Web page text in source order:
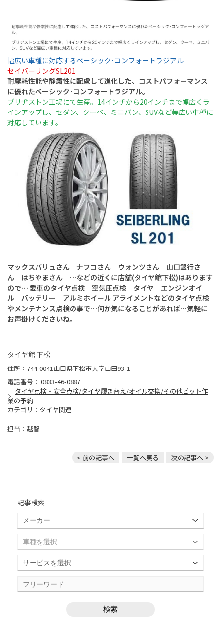
幅広い車種に対応するベーシック･コンフォートラジアル
セイバーリングSL201
耐摩耗性能や静粛性に配慮して進化した、コストパフォーマンス
に優れたベーシック･コンフォートラジアル。
ブリヂストン工場にて生産。14インチから20インチまで幅広くラ
インアップし、セダン、クーペ、ミニバン、SUVなど幅広い車種に
対応しています。
マックスバリュさん ナフコさん ウォンツさん 山口銀行さ
ん はちやまさん …などの近くに店舗(タイヤ館下松)はあります
ので… 愛車のタイヤ点検 空気圧点検 タイヤ エンジンオイ
ル バッテリー アルミホイール アライメントなどのタイヤ点検
やメンテナンス点検の事で…何か気になることがあれば…気軽に
お声掛けくださいね。
タイヤ館 下松
住所：744-0041山口県下松市大字山田93-1
電話番号： 0833-46-0887
タイヤ点検・安全点検/タイヤ履き替え/オイル交換/その他ピット作
業の予約
カテゴリ： タイヤ関連
担当：越智
< 前の記事へ 一覧へ戻る 次の記事へ >
記事検索